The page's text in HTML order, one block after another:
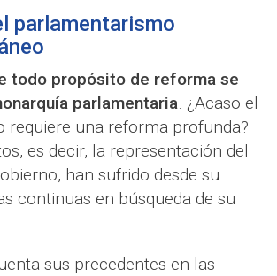
parlamentarismo
todo propósito de reforma se
parlamentaria. ¿Acaso el
requiere una reforma profunda?
es decir, la representación del
han sufrido desde su
continuas en búsqueda de su
sus precedentes en las